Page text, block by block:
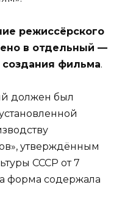
режиссёрского
в отдельный —
фильма.
должен был
утверждённым
СССР от 7
форма содержала